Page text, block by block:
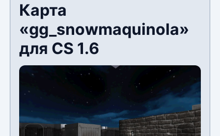
Карта
«gg_snowmaquinola»
для CS 1.6